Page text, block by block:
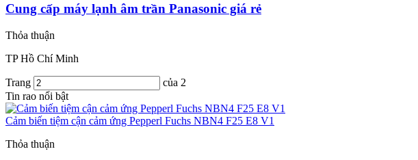
Cung cấp máy lạnh âm trần Panasonic giá rẻ
Thỏa thuận
TP Hồ Chí Minh
Trang
của 2
Tin rao nổi bật
Cảm biến tiệm cận cảm ứng Pepperl Fuchs NBN4 F25 E8 V1
Thỏa thuận